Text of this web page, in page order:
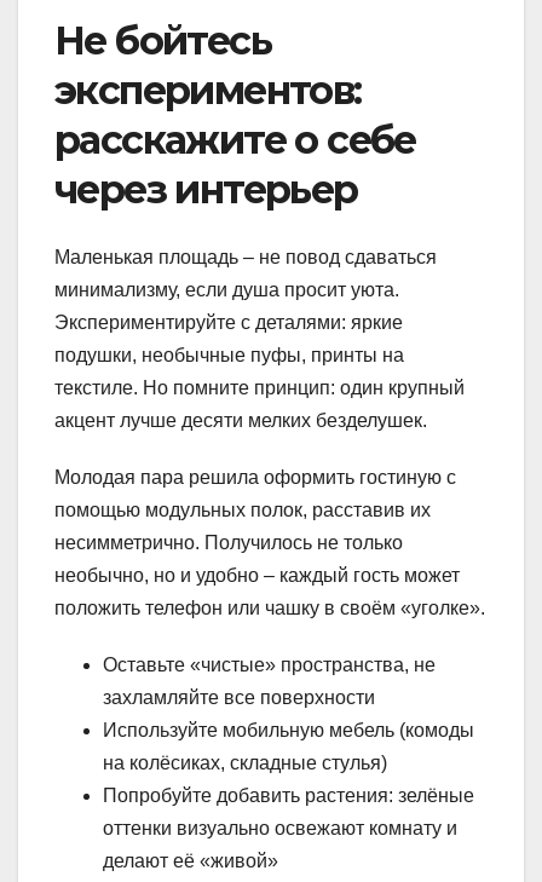
Не бойтесь
экспериментов:
расскажите о себе
через интерьер
Маленькая площадь – не повод сдаваться
минимализму, если душа просит уюта.
Экспериментируйте с деталями: яркие
подушки, необычные пуфы, принты на
текстиле. Но помните принцип: один крупный
акцент лучше десяти мелких безделушек.
Молодая пара решила оформить гостиную с
помощью модульных полок, расставив их
несимметрично. Получилось не только
необычно, но и удобно – каждый гость может
положить телефон или чашку в своём «уголке».
Оставьте «чистые» пространства, не
захламляйте все поверхности
Используйте мобильную мебель (комоды
на колёсиках, складные стулья)
Попробуйте добавить растения: зелёные
оттенки визуально освежают комнату и
делают её «живой»